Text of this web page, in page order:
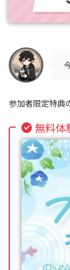
参加者限定特典
無料体